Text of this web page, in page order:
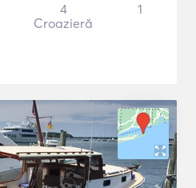
4
Croazieră
1